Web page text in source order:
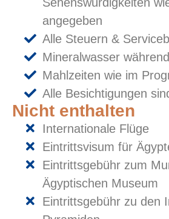
angegeben
Alle Steuern &
Mineralwasser
Mahlzeiten wie im
Alle Besichtigungen
Nicht enthalten
Internationale Flüge
Eintrittsvisum für
Eintrittsgebühr zum
Ägyptischen Museum
Eintrittsgebühr zu den